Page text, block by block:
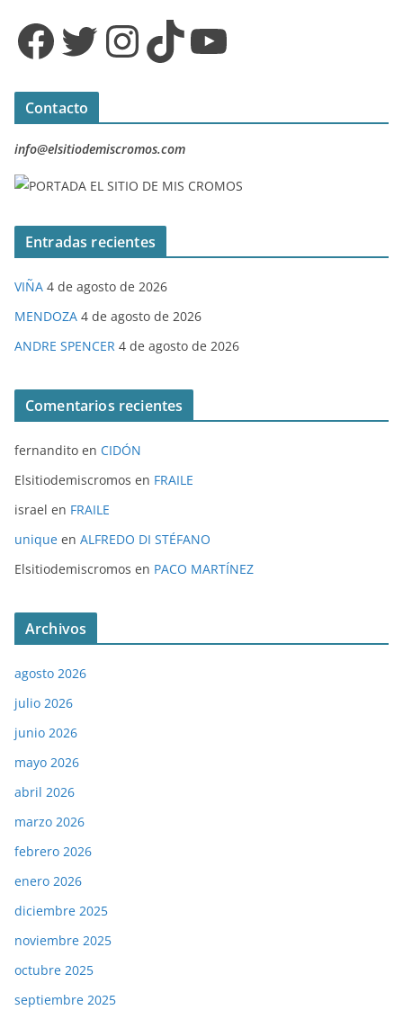
Facebook Twitter InstagramTikTok YouTube
Contacto
info@elsitiodemiscromos.com
Entradas recientes
VIÑA 4 de agosto de 2026
MENDOZA 4 de agosto de 2026
ANDRE SPENCER 4 de agosto de 2026
Comentarios recientes
fernandito en CIDÓN
Elsitiodemiscromos en FRAILE
israel en FRAILE
unique en ALFREDO DI STÉFANO
Elsitiodemiscromos en PACO MARTÍNEZ
Archivos
agosto 2026
julio 2026
junio 2026
mayo 2026
abril 2026
marzo 2026
febrero 2026
enero 2026
diciembre 2025
noviembre 2025
octubre 2025
septiembre 2025